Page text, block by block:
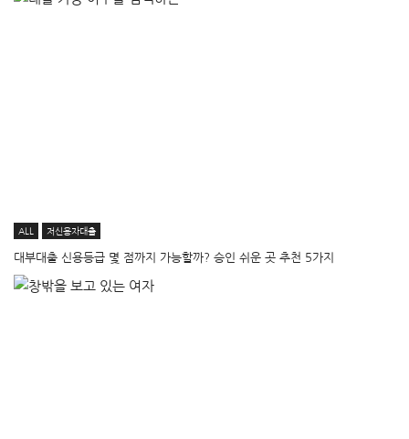
ALL 저신용자대출
대부대출 신용등급 몇 점까지 가능할까? 승인 쉬운 곳 추천 5가지